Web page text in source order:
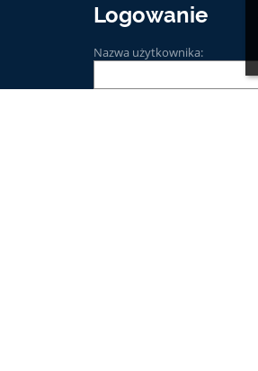
Logowanie
Nazwa użytkownika: